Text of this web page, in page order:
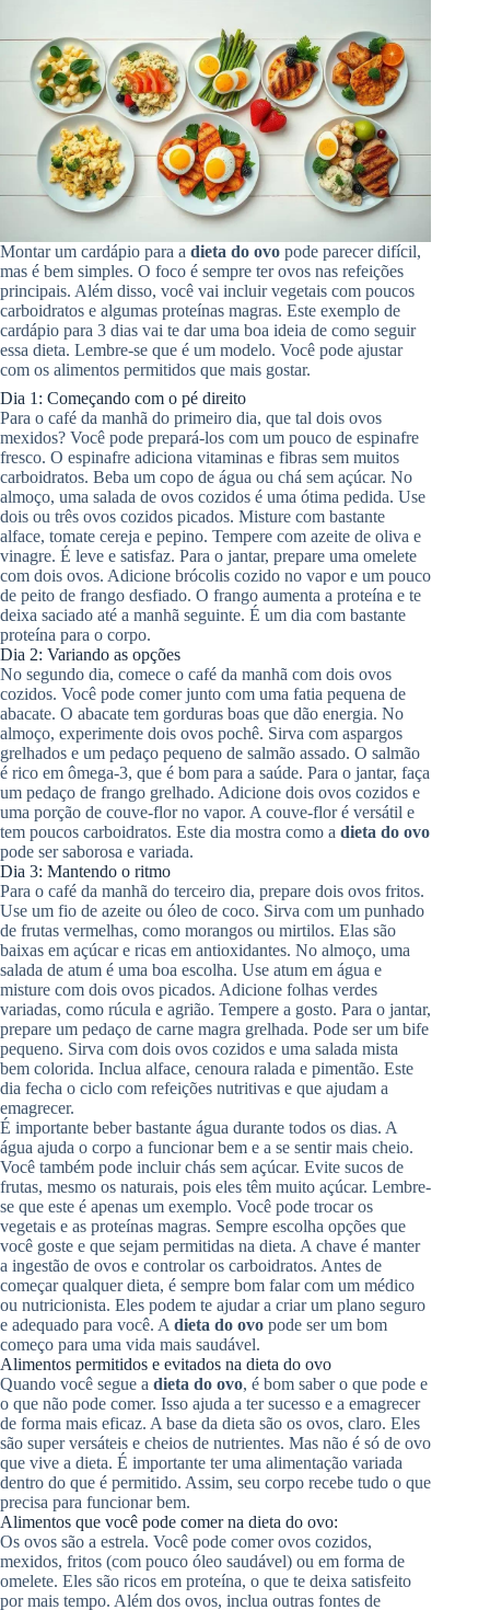
Montar um cardápio para a dieta do ovo pode parecer difícil,
mas é bem simples. O foco é sempre ter ovos nas refeições
principais. Além disso, você vai incluir vegetais com poucos
carboidratos e algumas proteínas magras. Este exemplo de
cardápio para 3 dias vai te dar uma boa ideia de como seguir
essa dieta. Lembre-se que é um modelo. Você pode ajustar
com os alimentos permitidos que mais gostar.
Dia 1: Começando com o pé direito
Para o café da manhã do primeiro dia, que tal dois ovos
mexidos? Você pode prepará-los com um pouco de espinafre
fresco. O espinafre adiciona vitaminas e fibras sem muitos
carboidratos. Beba um copo de água ou chá sem açúcar. No
almoço, uma salada de ovos cozidos é uma ótima pedida. Use
dois ou três ovos cozidos picados. Misture com bastante
alface, tomate cereja e pepino. Tempere com azeite de oliva e
vinagre. É leve e satisfaz. Para o jantar, prepare uma omelete
com dois ovos. Adicione brócolis cozido no vapor e um pouco
de peito de frango desfiado. O frango aumenta a proteína e te
deixa saciado até a manhã seguinte. É um dia com bastante
proteína para o corpo.
Dia 2: Variando as opções
No segundo dia, comece o café da manhã com dois ovos
cozidos. Você pode comer junto com uma fatia pequena de
abacate. O abacate tem gorduras boas que dão energia. No
almoço, experimente dois ovos pochê. Sirva com aspargos
grelhados e um pedaço pequeno de salmão assado. O salmão
é rico em ômega-3, que é bom para a saúde. Para o jantar, faça
um pedaço de frango grelhado. Adicione dois ovos cozidos e
uma porção de couve-flor no vapor. A couve-flor é versátil e
tem poucos carboidratos. Este dia mostra como a dieta do ovo
pode ser saborosa e variada.
Dia 3: Mantendo o ritmo
Para o café da manhã do terceiro dia, prepare dois ovos fritos.
Use um fio de azeite ou óleo de coco. Sirva com um punhado
de frutas vermelhas, como morangos ou mirtilos. Elas são
baixas em açúcar e ricas em antioxidantes. No almoço, uma
salada de atum é uma boa escolha. Use atum em água e
misture com dois ovos picados. Adicione folhas verdes
variadas, como rúcula e agrião. Tempere a gosto. Para o jantar,
prepare um pedaço de carne magra grelhada. Pode ser um bife
pequeno. Sirva com dois ovos cozidos e uma salada mista
bem colorida. Inclua alface, cenoura ralada e pimentão. Este
dia fecha o ciclo com refeições nutritivas e que ajudam a
emagrecer.
É importante beber bastante água durante todos os dias. A
água ajuda o corpo a funcionar bem e a se sentir mais cheio.
Você também pode incluir chás sem açúcar. Evite sucos de
frutas, mesmo os naturais, pois eles têm muito açúcar. Lembre-
se que este é apenas um exemplo. Você pode trocar os
vegetais e as proteínas magras. Sempre escolha opções que
você goste e que sejam permitidas na dieta. A chave é manter
a ingestão de ovos e controlar os carboidratos. Antes de
começar qualquer dieta, é sempre bom falar com um médico
ou nutricionista. Eles podem te ajudar a criar um plano seguro
e adequado para você. A dieta do ovo pode ser um bom
começo para uma vida mais saudável.
Alimentos permitidos e evitados na dieta do ovo
Quando você segue a dieta do ovo, é bom saber o que pode e
o que não pode comer. Isso ajuda a ter sucesso e a emagrecer
de forma mais eficaz. A base da dieta são os ovos, claro. Eles
são super versáteis e cheios de nutrientes. Mas não é só de ovo
que vive a dieta. É importante ter uma alimentação variada
dentro do que é permitido. Assim, seu corpo recebe tudo o que
precisa para funcionar bem.
Alimentos que você pode comer na dieta do ovo:
Os ovos são a estrela. Você pode comer ovos cozidos,
mexidos, fritos (com pouco óleo saudável) ou em forma de
omelete. Eles são ricos em proteína, o que te deixa satisfeito
por mais tempo. Além dos ovos, inclua outras fontes de